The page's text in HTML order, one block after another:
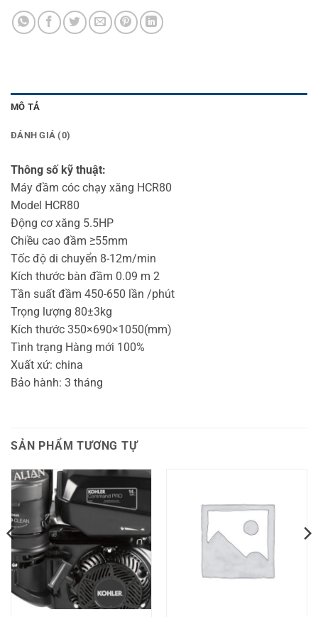
MÔ TẢ
ĐÁNH GIÁ (0)
Thông số kỹ thuật:
Máy đầm cóc chạy xăng HCR80
Model HCR80
Động cơ xăng 5.5HP
Chiều cao đầm ≥55mm
Tốc độ di chuyển 8-12m/min
Kích thước bàn đầm 0.09 m 2
Tần suất đầm 450-650 lần /phút
Trọng lượng 80±3kg
Kích thước 350×690×1050(mm)
Tình trạng Hàng mới 100%
Xuất xứ: china
Bảo hành: 3 tháng
SẢN PHẨM TƯƠNG TỰ